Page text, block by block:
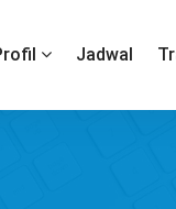
Jadwal